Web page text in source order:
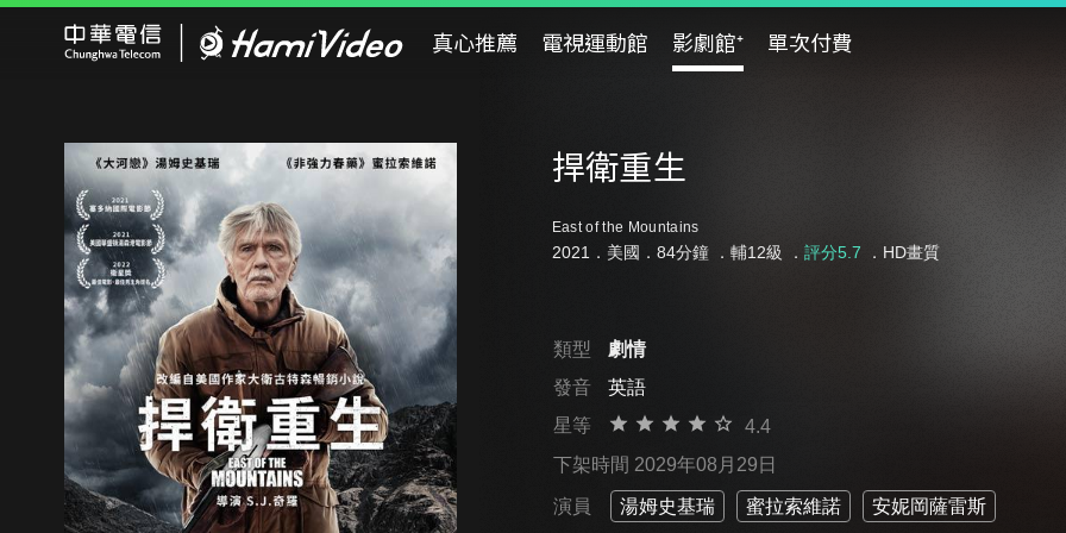
真心推薦 電視運動館 影劇館⁺ 單次付費
捍衛重生
East of the Mountains
2021．美國．84分鐘 ． 輔12級 ． 評分5.7 ．HD畫質
類型
劇情
發音
英語
星等
4.4
下架時間 2029年08月29日
演員 湯姆史基瑞 蜜拉索維諾 安妮岡薩雷斯